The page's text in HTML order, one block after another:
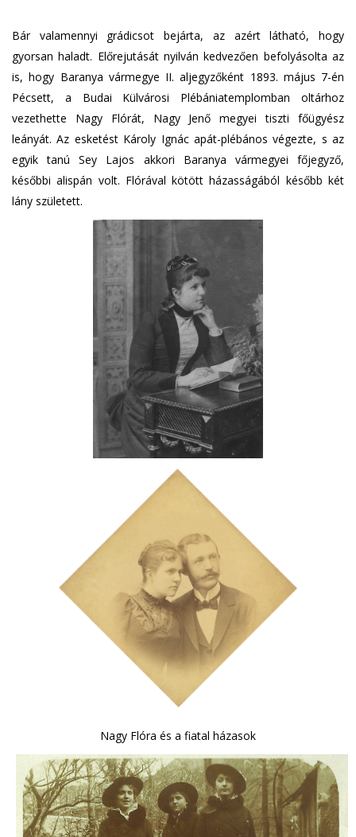
Bár valamennyi grádicsot bejárta, az azért látható, hogy
gyorsan haladt. Előrejutását nyilván kedvezően befolyásolta az
is, hogy Baranya vármegye II. aljegyzőként 1893. május 7-én
Pécsett, a Budai Külvárosi Plébániatemplomban oltárhoz
vezethette Nagy Flórát, Nagy Jenő megyei tiszti főügyész
leányát. Az esketést Károly Ignác apát-plébános végezte, s az
egyik tanú Sey Lajos akkori Baranya vármegyei főjegyző,
későbbi alispán volt. Flórával kötött házasságából később két
lány született.
Nagy Flóra és a fiatal házasok